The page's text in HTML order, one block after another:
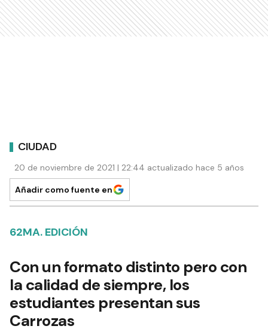
CIUDAD
20 de noviembre de 2021 | 22:44 actualizado hace 5 años
Añadir como fuente en
62MA. EDICIÓN
Con un formato distinto pero con
la calidad de siempre, los
estudiantes presentan sus
Carrozas